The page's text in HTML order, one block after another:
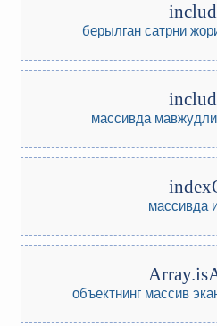
берылган сатрни
массивда
массивда
объектнинг массив